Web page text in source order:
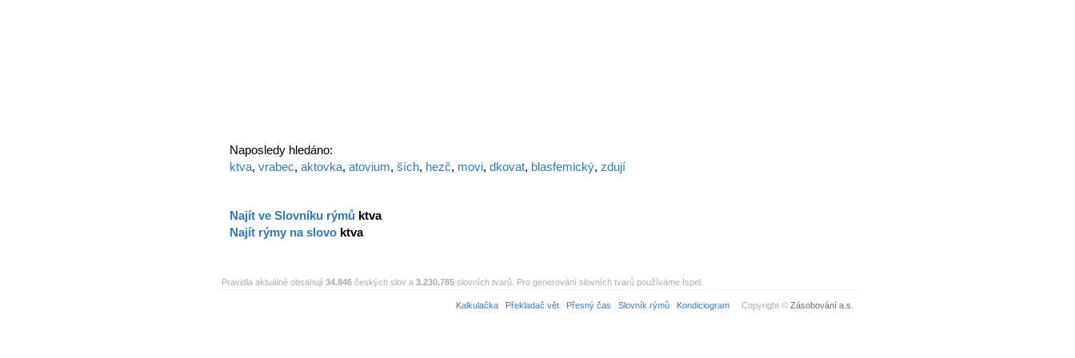
Naposledy hledáno:
ktva, vrabec, aktovka, atovium, ších, hezč, movi, dkovat, blasfemický, zdují
Najít ve Slovníku rýmů ktva
Najít rýmy na slovo ktva
Pravidla aktuálně obsahují 34.846 českých slov a 3.230.785 slovních tvarů. Pro generování slovních tvarů používáme Ispel.
Kalkulačka Překladač vět Přesný čas Slovník rýmů Kondiciogram Copyright © Zásobování a.s.